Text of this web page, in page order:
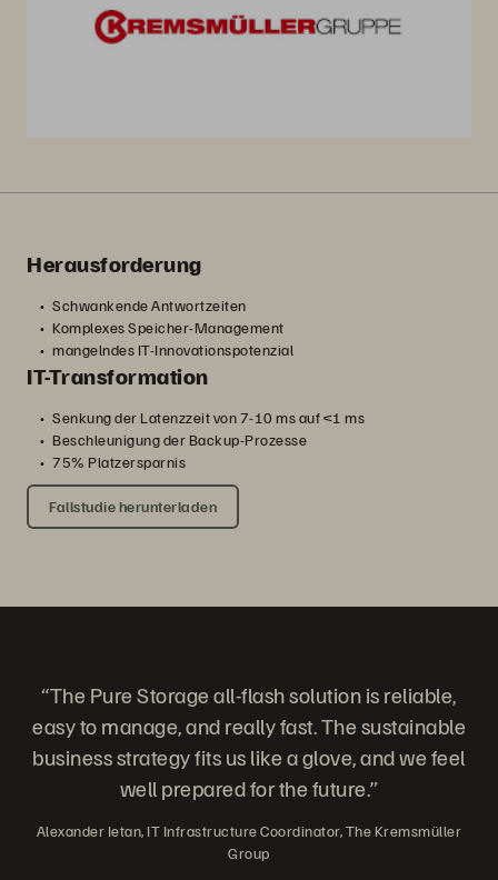
Herausforderung
Schwankende Antwortzeiten
Komplexes Speicher-Management
mangelndes IT-Innovationspotenzial
IT-Transformation
Senkung der Latenzzeit von 7-10 ms auf <1 ms
Beschleunigung der Backup-Prozesse
75% Platzersparnis
Fallstudie herunterladen
“The Pure Storage all-flash solution is reliable,
easy to manage, and really fast. The sustainable
business strategy fits us like a glove, and we feel
well prepared for the future.”
Alexander Ietan, IT Infrastructure Coordinator, The Kremsmüller
Group